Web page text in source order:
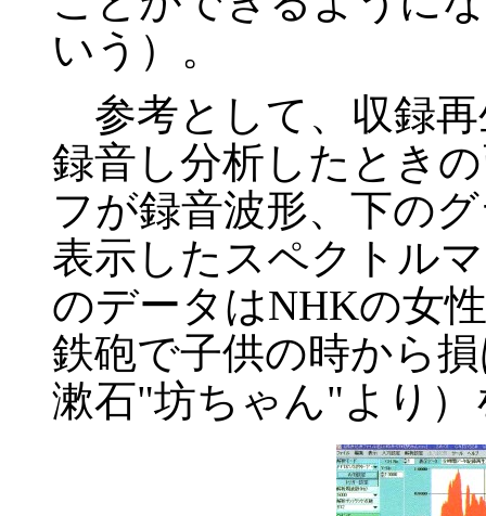
いう）。
参考として、収録
録音し分析したとき
フが録音波形、下の
表示したスペクトル
のデータはNHKの女
鉄砲で子供の時から
漱石"坊ちゃん"より